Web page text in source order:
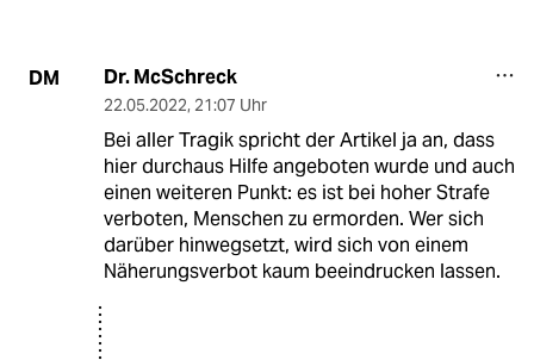
DM Dr. McSchreck
22.05.2022, 21:07 Uhr
Bei aller Tragik spricht der Artikel ja an, dass
hier durchaus Hilfe angeboten wurde und auch
einen weiteren Punkt: es ist bei hoher Strafe
verboten, Menschen zu ermorden. Wer sich
darüber hinwegsetzt, wird sich von einem
Näherungsverbot kaum beeindrucken lassen.